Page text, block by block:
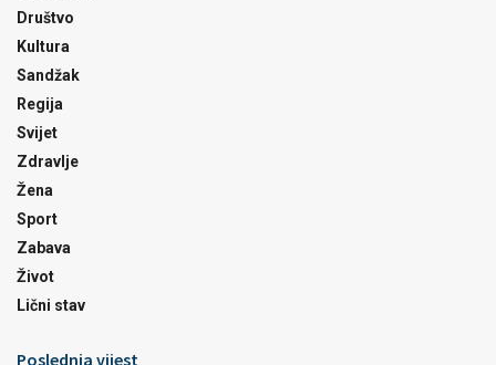
Društvo
Kultura
Sandžak
Regija
Svijet
Zdravlje
Žena
Sport
Zabava
Život
Lični stav
Poslednja vijest